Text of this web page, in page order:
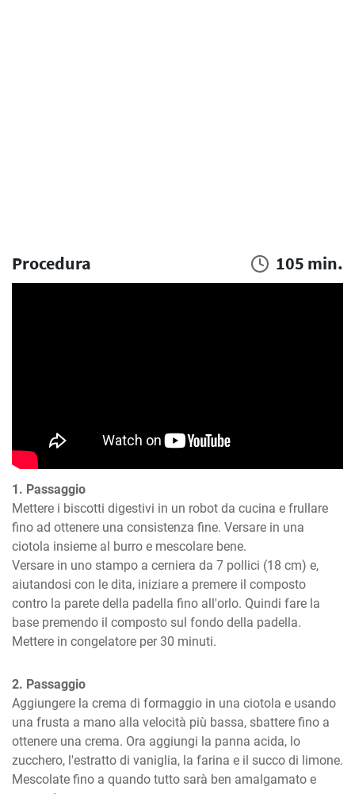
Procedura 105 min.
1. Passaggio
Mettere i biscotti digestivi in ​​un robot da cucina e frullare
fino ad ottenere una consistenza fine. Versare in una
ciotola insieme al burro e mescolare bene.
Versare in uno stampo a cerniera da 7 pollici (18 cm) e,
aiutandosi con le dita, iniziare a premere il composto
contro la parete della padella fino all'orlo. Quindi fare la
base premendo il composto sul fondo della padella.
Mettere in congelatore per 30 minuti.
2. Passaggio
Aggiungere la crema di formaggio in una ciotola e usando
una frusta a mano alla velocità più bassa, sbattere fino a
ottenere una crema. Ora aggiungi la panna acida, lo
zucchero, l'estratto di vaniglia, la farina e il succo di limone.
Mescolate fino a quando tutto sarà ben amalgamato e